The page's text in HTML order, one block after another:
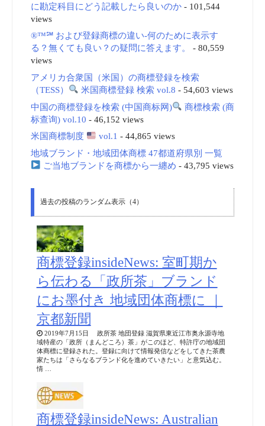
に勘定科目にどう記載したら良いのか- 101,544
views
®™℠ および登録商標の違い-何のために表示す
る？無くても良い？の疑問に答えます。
- 80,559
views
アメリカ合衆国（米国）の商標登録を検索
（TESS）
米国商標登録 検索 vol.8 - 54,603 views
中国の商標登録を検索 (中国商标网)
商標検索 (商
标查询) vol.10 - 46,152 views
米国商標制度
vol.1 - 44,865 views
地域ブランド・地域団体商標 47都道府県別 一覧
ご当地ブランドを商標から一纏め - 43,795 views
過去の投稿のランダム表示（4）
商標登録insideNews: 室町期か
ら伝わる「政所茶」ブランド
にお墨付き 地域団体商標に ｜
京都新聞
2019年7月15日 政所茶 地団登録 滋賀県東近江市奥永源寺地
域特産の「政所（まんどころ）茶」がこのほど、特許庁の地域団
体商標に登録された。登録に向けて情報発信などをしてきた茶農
家たちは「さらなるブランド化を進めていきたい」と意気込む。
情 …
商標登録insideNews: Australian